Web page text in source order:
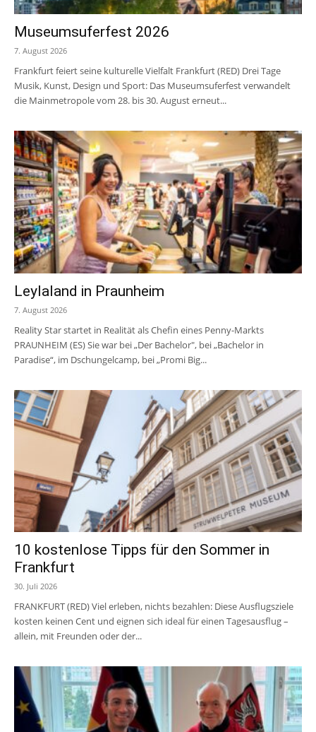
Museumsuferfest 2026
7. August 2026
Frankfurt feiert seine kulturelle Vielfalt Frankfurt (RED) Drei Tage
Musik, Kunst, Design und Sport: Das Museumsuferfest verwandelt
die Mainmetropole vom 28. bis 30. August erneut...
Leylaland in Praunheim
7. August 2026
Reality Star startet in Realität als Chefin eines Penny-Markts
PRAUNHEIM (ES) Sie war bei „Der Bachelor", bei „Bachelor in
Paradise“, im Dschungelcamp, bei „Promi Big...
10 kostenlose Tipps für den Sommer in
Frankfurt
30. Juli 2026
FRANKFURT (RED) Viel erleben, nichts bezahlen: Diese Ausflugsziele
kosten keinen Cent und eignen sich ideal für einen Tagesausflug –
allein, mit Freunden oder der...